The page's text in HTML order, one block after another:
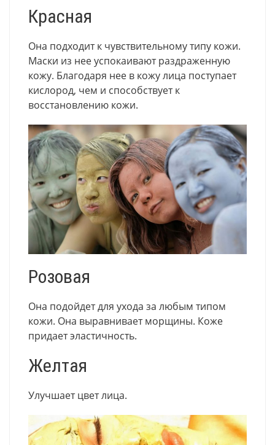
Красная
Она подходит к чувствительному типу кожи.
Маски из нее успокаивают раздраженную
кожу. Благодаря нее в кожу лица поступает
кислород, чем и способствует к
восстановлению кожи.
Розовая
Она подойдет для ухода за любым типом
кожи. Она выравнивает морщины. Коже
придает эластичность.
Желтая
Улучшает цвет лица.